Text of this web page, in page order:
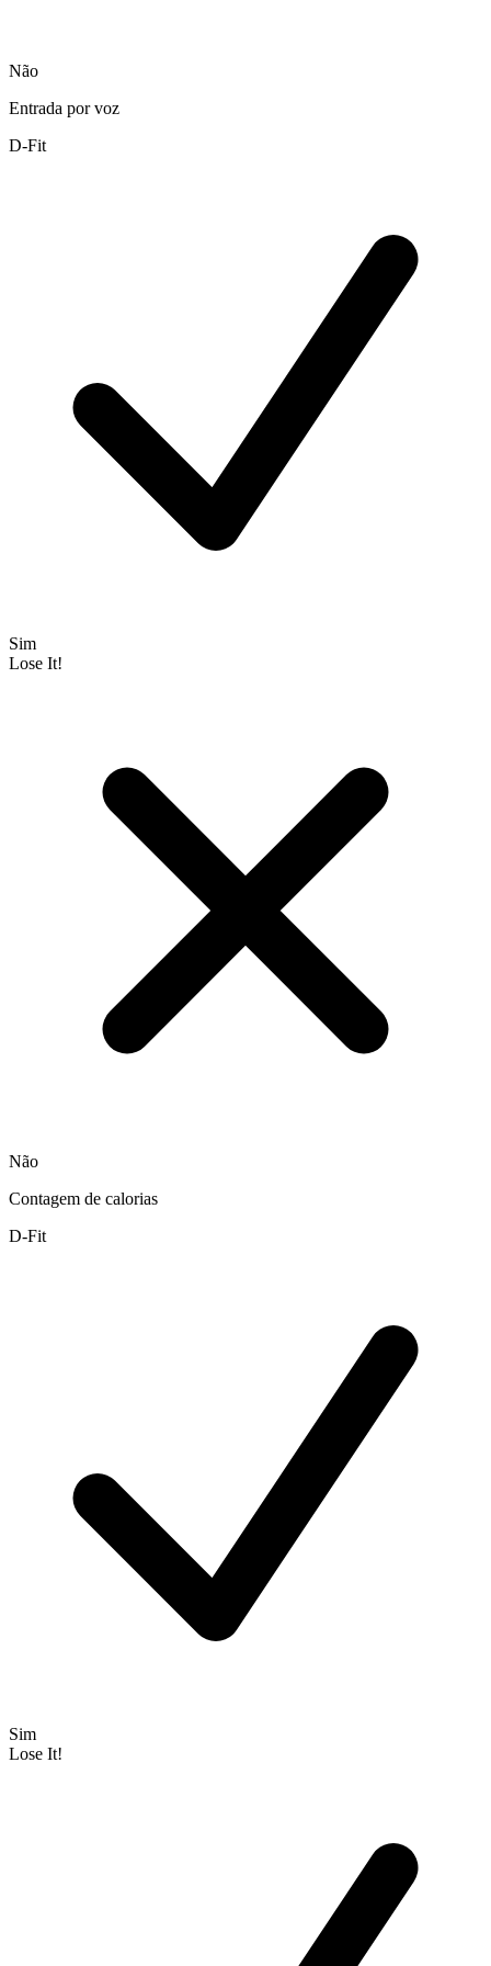
Não
Entrada por voz
D-Fit
Sim
Lose It!
Não
Contagem de calorias
D-Fit
Sim
Lose It!